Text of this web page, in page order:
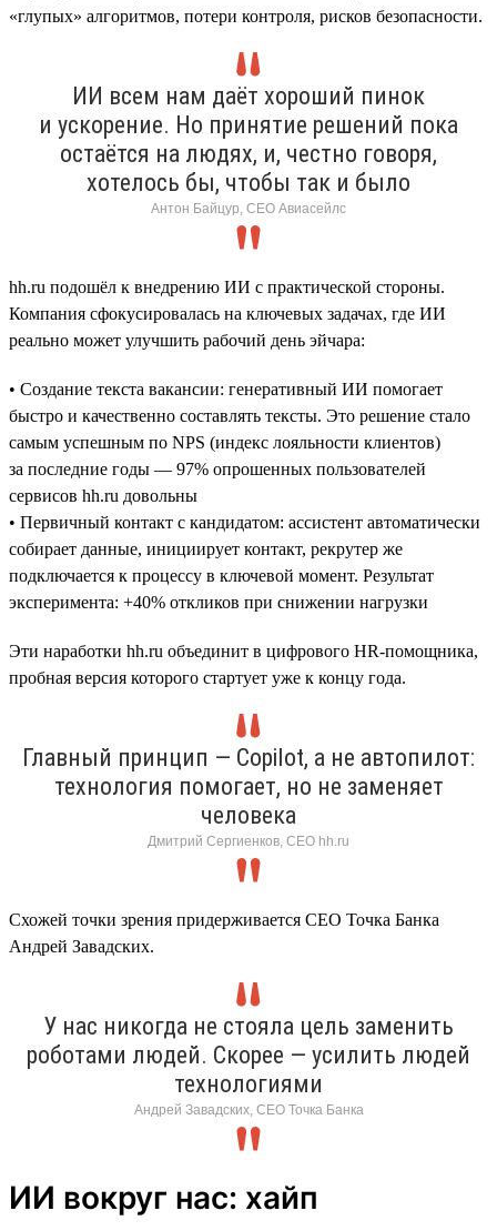
«глупых» алгоритмов, потери контроля, рисков безопасности.
ИИ всем нам даёт хороший пинок
и ускорение. Но принятие решений пока
остаётся на людях, и, честно говоря,
хотелось бы, чтобы так и было
Антон Байцур, CEO Авиасейлс
hh.ru подошёл к внедрению ИИ с практической стороны.
Компания сфокусировалась на ключевых задачах, где ИИ
реально может улучшить рабочий день эйчара:
• Создание текста вакансии: генеративный ИИ помогает
быстро и качественно составлять тексты. Это решение стало
самым успешным по NPS (индекс лояльности клиентов)
за последние годы — 97% опрошенных пользователей
сервисов hh.ru довольны
• Первичный контакт с кандидатом: ассистент автоматически
собирает данные, инициирует контакт, рекрутер же
подключается к процессу в ключевой момент. Результат
эксперимента: +40% откликов при снижении нагрузки
Эти наработки hh.ru объединит в цифрового HR-помощника,
пробная версия которого стартует уже к концу года.
Главный принцип — Copilot, а не автопилот:
технология помогает, но не заменяет
человека
Дмитрий Сергиенков, CEO hh.ru
Схожей точки зрения придерживается СЕО Точка Банка
Андрей Завадских.
У нас никогда не стояла цель заменить
роботами людей. Скорее — усилить людей
технологиями
Андрей Завадских, СЕО Точка Банка
ИИ вокруг нас: хайп